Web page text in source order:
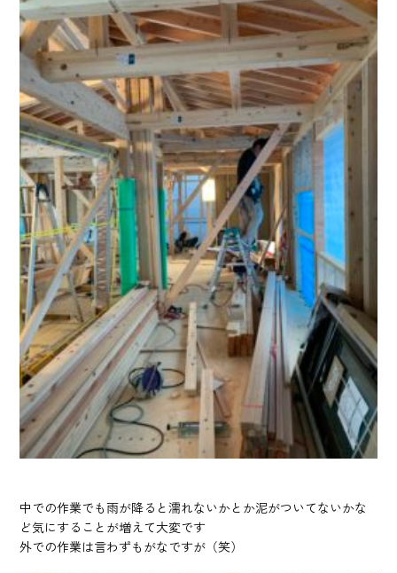
中での作業でも雨が降ると濡れないかとか泥がついてないかな
ど気にすることが増えて大変です
外での作業は言わずもがなですが（笑）